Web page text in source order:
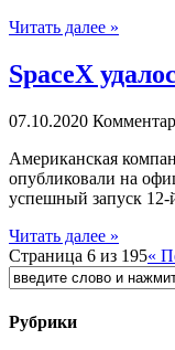
Читать далее »
SpaceX
07.10.2020
Aмeрикaнскaя
опубликовали на
успешный запуск 12-
Читать далее »
Страница 6 из 195«
Рубрики